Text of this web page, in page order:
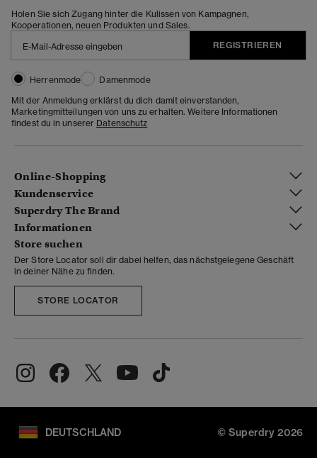
Holen Sie sich Zugang hinter die Kulissen von Kampagnen,
Kooperationen, neuen Produkten und Sales.
REGISTRIEREN
Herrenmode
Damenmode
Mit der Anmeldung erklärst du dich damit einverstanden,
Marketingmitteilungen von uns zu erhalten. Weitere Informationen
findest du in unserer Datenschutz
Online-Shopping
Kundenservice
Superdry The Brand
Informationen
Store suchen
Der Store Locator soll dir dabei helfen, das nächstgelegene Geschäft
in deiner Nähe zu finden.
STORE LOCATOR
DEUTSCHLAND © Superdry 2026